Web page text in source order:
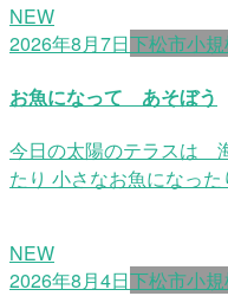
NEW
2026年8月7日下松市小
お魚になって あそぼう
今日の太陽のテラスは
たり 小さなお魚になっ
NEW
2026年8月4日下松市小